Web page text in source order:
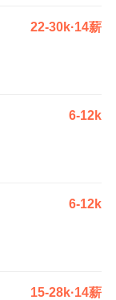
22-30k·14薪
6-12k
6-12k
15-28k·14薪